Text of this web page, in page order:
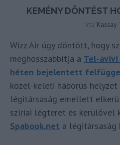
KEMÉNY DÖNTÉST
írta Kassay
Wizz Air úgy döntött, hogy
meghosszabbítja a Tel-avivi
héten bejelentett
közel-keleti háborús helyzet
légitársaság emellett
szíriai légteret és kerülővel
Spabook.net a légitársaság